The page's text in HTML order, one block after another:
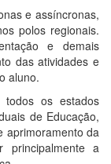
e assíncronas,
polos regionais.
e demais
das atividades e
aluno.
os estados
de Educação,
aprimoramento da
principalmente a